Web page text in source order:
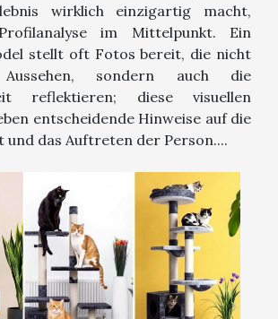
wirklich einzigartig macht,
im Mittelpunkt. Ein
stellt oft Fotos bereit, die nicht
sondern auch die
reflektieren; diese visuellen
entscheidende Hinweise auf die
und das Auftreten der Person....